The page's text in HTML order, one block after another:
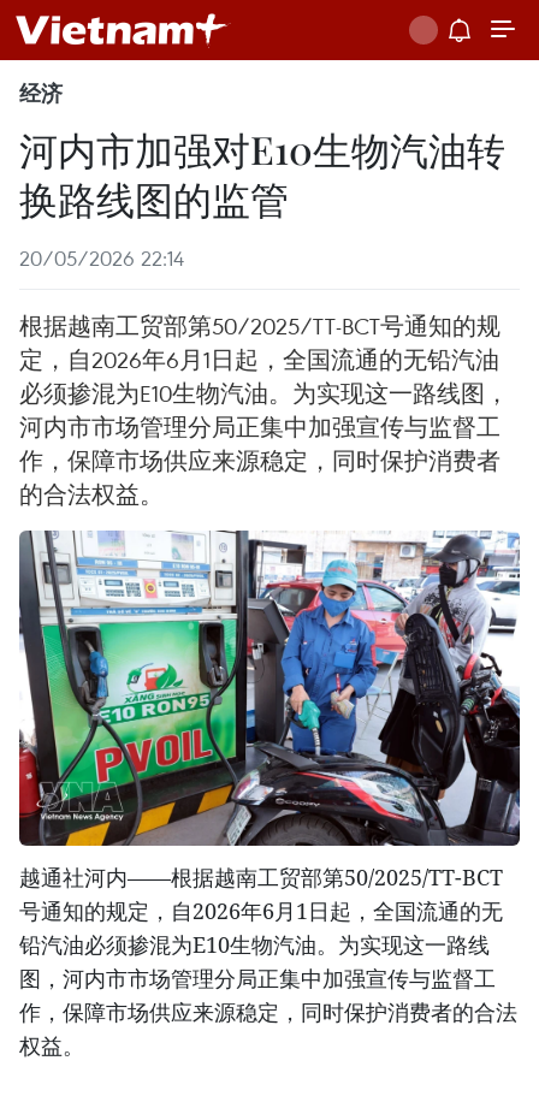
经济
河内市加强对E10生物汽油转
换路线图的监管
20/05/2026 22:14
根据越南工贸部第50/2025/TT-BCT号通知的规
定，自2026年6月1日起，全国流通的无铅汽油
必须掺混为E10生物汽油。为实现这一路线图，
河内市市场管理分局正集中加强宣传与监督工
作，保障市场供应来源稳定，同时保护消费者
的合法权益。
越通社河内——根据越南工贸部第50/2025/TT-BCT
号通知的规定，自2026年6月1日起，全国流通的无
铅汽油必须掺混为E10生物汽油。为实现这一路线
图，河内市市场管理分局正集中加强宣传与监督工
作，保障市场供应来源稳定，同时保护消费者的合法
权益。